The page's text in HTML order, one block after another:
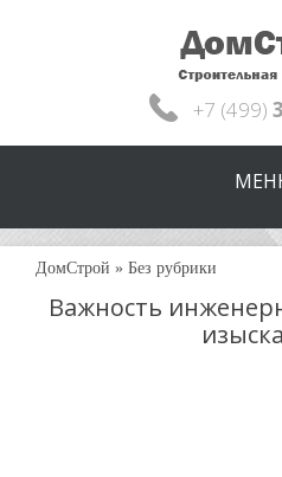
+7 (499)
ДомСтрой » Без рубрики
Важность